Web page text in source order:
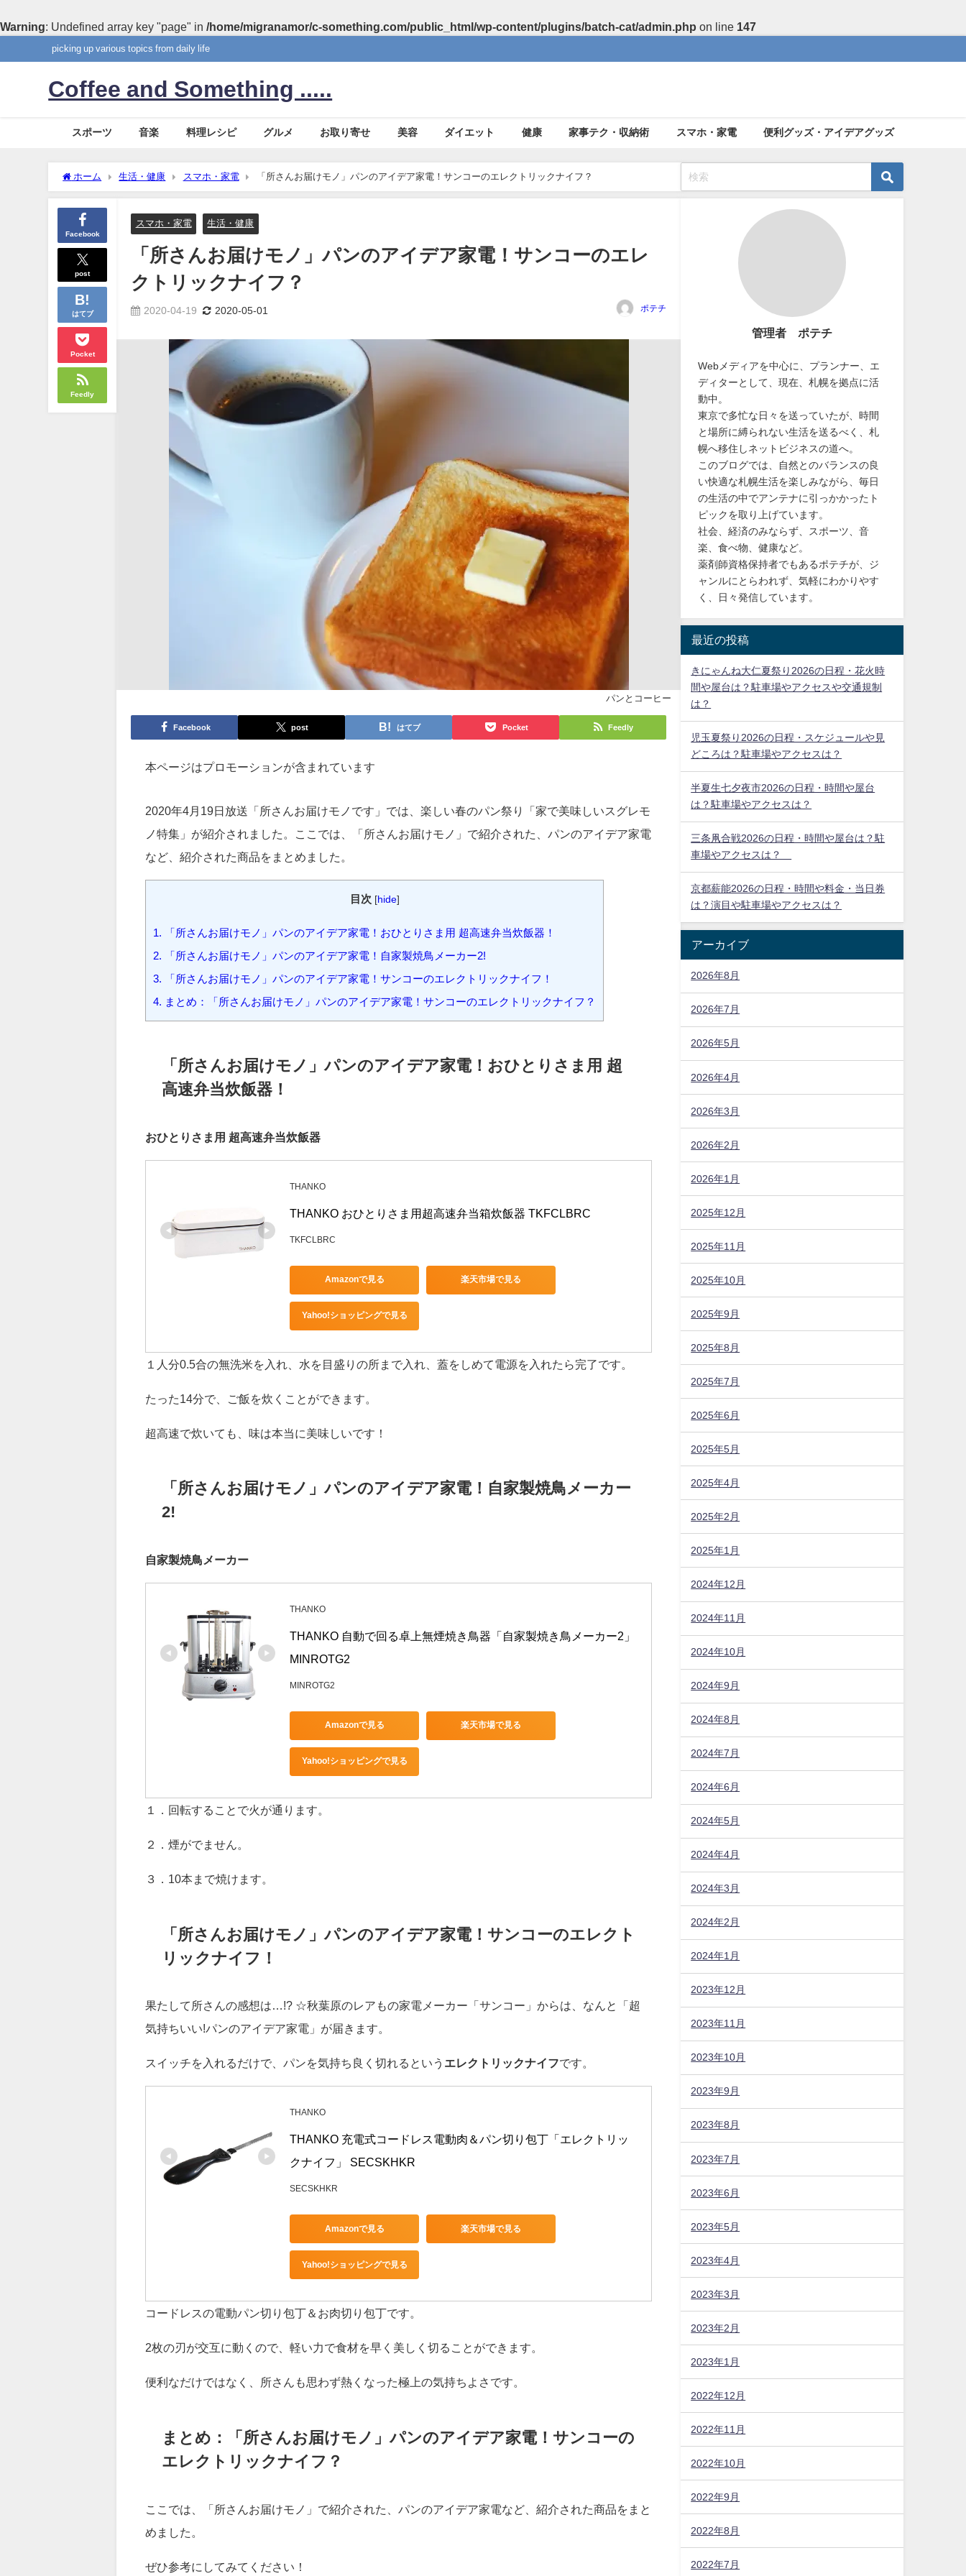
Warning: Undefined array key "page" in /home/migranamor/c-something.com/public_html/wp-content/plugins/batch-cat/admin.php on line 147
picking up various topics from daily life
Coffee and Something .....
スポーツ 音楽 料理レシピ グルメ お取り寄せ 美容 ダイエット 健康 家事テク・収納術 スマホ・家電 便利グッズ・アイデアグッズ
ホーム 生活・健康 スマホ・家電 「所さんお届けモノ」パンのアイデア家電！サンコーのエレクトリックナイフ？
Facebook
post
はてブ
Pocket
Feedly
スマホ・家電 生活・健康
「所さんお届けモノ」パンのアイデア家電！サンコーのエレ
クトリックナイフ？
2020-04-19 2020-05-01 ポテチ
パンとコーヒー
Facebook post はてブ Pocket Feedly
本ページはプロモーションが含まれています
など、紹介された商品をまとめました。
目次 [ hide]
「所さんお届けモノ」パンのアイデア家電！サンコーのエレクトリックナイフ！
まとめ：「所さんお届けモノ」パンのアイデア家電！サンコーのエレクトリックナイフ？
「所さんお届けモノ」パンのアイデア家電！おひとりさま用 超
おひとりさま用 超高速弁当炊飯器
THANKO
THANKO おひとりさま用超高速弁当箱炊飯器 TKFCLBRC
TKFCLBRC
Amazonで見る 楽天市場で見る
Yahoo!ショッピングで見る
１人分0.5合の無洗米を入れ、水を目盛りの所まで入れ、蓋をしめて電源を入れたら完了です。
たった14分で、ご飯を炊くことができます。
超高速で炊いても、味は本当に美味しいです！
「所さんお届けモノ」パンのアイデア家電！自家製焼鳥メーカー
自家製焼鳥メーカー
THANKO
THANKO 自動で回る卓上無煙焼き鳥器「自家製焼き鳥メーカー2」
MINROTG2
MINROTG2
１．回転することで火が通ります。
３．10本まで焼けます。
「所さんお届けモノ」パンのアイデア家電！サンコーのエレクト
リックナイフ！
果たして所さんの感想は…!? ☆秋葉原のレアもの家電メーカー「サンコー」からは、なんと「超
気持ちいい!パンのアイデア家電」が届きます。
スイッチを入れるだけで、パンを気持ち良く切れるというエレクトリックナイフ です。
THANKO
THANKO 充電式コードレス電動肉＆パン切り包丁「エレクトリッ
クナイフ」 SECSKHKR
SECSKHKR
Amazonで見る
Yahoo!ショッピングで見る
コードレスの電動パン切り包丁＆お肉切り包丁です。
2枚の刃が交互に動くので、軽い力で食材を早く美しく切ることができます。
便利なだけではなく、所さんも思わず熱くなった極上の気持ちよさです。
まとめ：「所さんお届けモノ」パンのアイデア家電！サンコーの
エレクトリックナイフ？
管理者 ポテチ
Webメディアを中心に、プランナー、エ
ディターとして、現在、札幌を拠点に活
動中。
東京で多忙な日々を送っていたが、時間
と場所に縛られない生活を送るべく、札
幌へ移住しネットビジネスの道へ。
このブログでは、自然とのバランスの良
い快適な札幌生活を楽しみながら、毎日
の生活の中でアンテナに引っかかったト
ピックを取り上げています。
社会、経済のみならず、スポーツ、音
楽、食べ物、健康など。
薬剤師資格保持者でもあるポテチが、ジ
ャンルにとらわれず、気軽にわかりやす
く、日々発信しています。
最近の投稿
きにゃんね大仁夏祭り2026の日程・花火時
間や屋台は？駐車場やアクセスや交通規制
は？
児玉夏祭り2026の日程・スケジュールや見
どころは？駐車場やアクセスは？
半夏生七夕夜市2026の日程・時間や屋台
は？駐車場やアクセスは？
三条凧合戦2026の日程・時間や屋台は？駐
車場やアクセスは？
京都薪能2026の日程・時間や料金・当日券
は？演目や駐車場やアクセスは？
アーカイブ
2026年8月
2026年7月
2026年5月
2026年4月
2026年3月
2026年2月
2026年1月
2025年12月
2025年11月
2025年10月
2025年9月
2025年8月
2025年7月
2025年6月
2025年5月
2025年4月
2025年2月
2025年1月
2024年12月
2024年11月
2024年10月
2024年9月
2024年8月
2024年7月
2024年6月
2024年5月
2024年4月
2024年3月
2024年2月
2024年1月
2023年12月
2023年11月
2023年10月
2023年9月
2023年8月
2023年7月
2023年6月
2023年5月
2023年4月
2023年3月
2023年2月
2023年1月
2022年12月
2022年11月
2022年10月
2022年9月
2022年8月
2022年7月